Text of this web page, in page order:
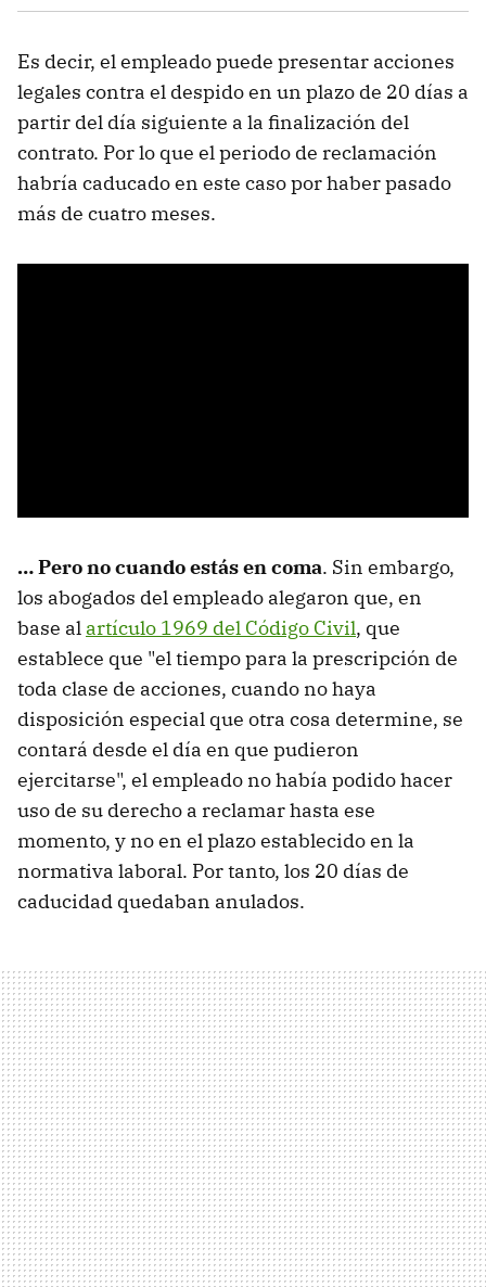
Es decir, el empleado puede presentar acciones
legales contra el despido en un plazo de 20 días a
partir del día siguiente a la finalización del
contrato. Por lo que el periodo de reclamación
habría caducado en este caso por haber pasado
más de cuatro meses.
… Pero no cuando estás en coma. Sin embargo,
los abogados del empleado alegaron que, en
base al artículo 1969 del Código Civil, que
establece que "el tiempo para la prescripción de
toda clase de acciones, cuando no haya
disposición especial que otra cosa determine, se
contará desde el día en que pudieron
ejercitarse", el empleado no había podido hacer
uso de su derecho a reclamar hasta ese
momento, y no en el plazo establecido en la
normativa laboral. Por tanto, los 20 días de
caducidad quedaban anulados.